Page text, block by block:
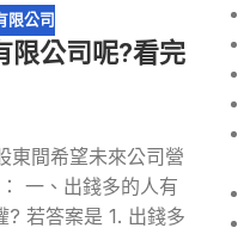
限公司
限公司呢?看完
東間希望未來公司營
一、出錢多的人有
? 若答案是 1. 出錢多